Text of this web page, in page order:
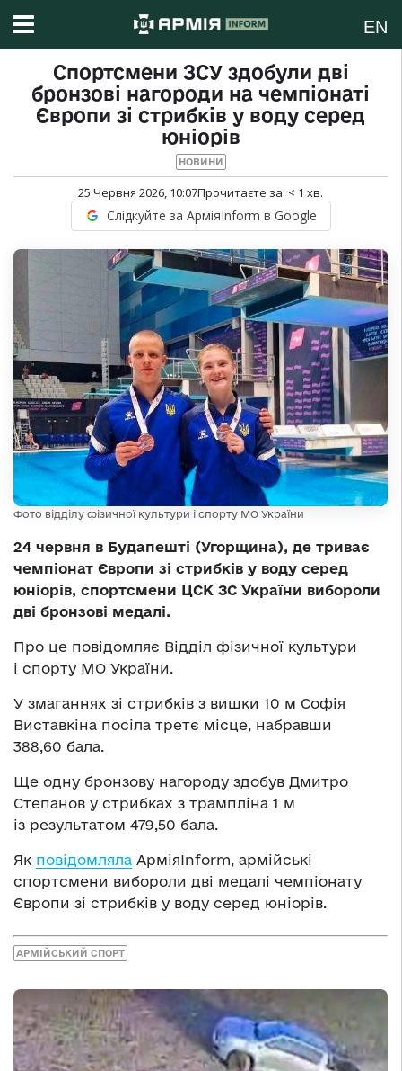
EN
Спортсмени ЗСУ здобули дві
бронзові нагороди на чемпіонаті
Європи зі стрибків у воду серед
юніорів
НОВИНИ
25 Червня 2026, 10:07Прочитаєте за: < 1 хв.
Слідкуйте за АрміяInform в Google
Фото відділу фізичної культури і спорту МО України
24 червня в Будапешті (Угорщина), де триває
чемпіонат Європи зі стрибків у воду серед
юніорів, спортсмени ЦСК ЗС України вибороли
дві бронзові медалі.
Про це повідомляє Відділ фізичної культури
і спорту МО України.
У змаганнях зі стрибків з вишки 10 м Софія
Виставкіна посіла третє місце, набравши
388,60 бала.
Ще одну бронзову нагороду здобув Дмитро
Степанов у стрибках з трампліна 1 м
із результатом 479,50 бала.
Як повідомляла АрміяInform, армійські
спортсмени вибороли дві медалі чемпіонату
Європи зі стрибків у воду серед юніорів.
АРМІЙСЬКИЙ СПОРТ